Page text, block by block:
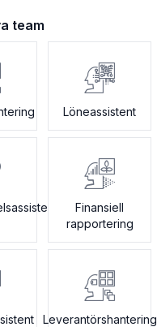
team
Löneassistent
Finansiell
rapportering
Leverantörshantering